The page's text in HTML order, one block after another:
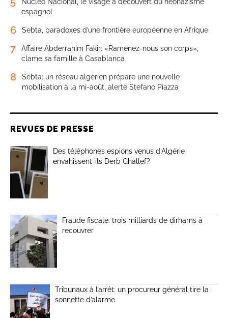
espagnol
6 Sebta, paradoxes d’une frontière européenne en Afrique
7
Affaire Abderrahim Fakir: «Ramenez-nous son corps»,
clame sa famille à Casablanca
8
Sebta: un réseau algérien prépare une nouvelle
mobilisation à la mi-août, alerte Stefano Piazza
REVUES DE PRESSE
Des téléphones espions venus d’Algérie
envahissent-ils Derb Ghallef?
Fraude fiscale: trois milliards de dirhams à
recouvrer
Tribunaux à l’arrêt: un procureur général tire la
sonnette d’alarme